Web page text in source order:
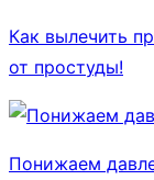
Как вылечить
от простуды!
Понижаем